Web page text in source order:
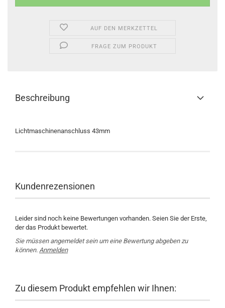
AUF DEN MERKZETTEL
FRAGE ZUM PRODUKT
Beschreibung
Lichtmaschinenanschluss 43mm
Kundenrezensionen
Leider sind noch keine Bewertungen vorhanden. Seien Sie der Erste,
der das Produkt bewertet.
Sie müssen angemeldet sein um eine Bewertung abgeben zu
können. Anmelden
Zu diesem Produkt empfehlen wir Ihnen: